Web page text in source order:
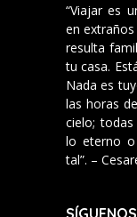
“Viajar es
en
resulta
tu casa.
Nada es
las horas
cielo; todas
lo eterno o
tal”. –
SÍGUENOS